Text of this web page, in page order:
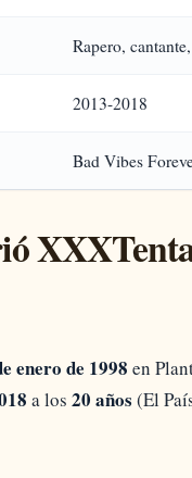
Rapero,
2013-2018
Bad Vibes
enero de 1998 en
a los 20 años (El